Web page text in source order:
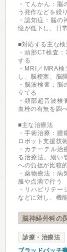
・てんかん：
う発作などを繰
・認知症：脳
憶が低下し、日
■対応する主な検
・頭部CT検査
する
・MRI／MRA
し、脳梗塞、脳
・脳波検査：
立てる
・頚部超音波
血栓の有無を調
■主な治療法
・手術治療：腫
ロボット支援技
・カテーテル
る治療法。細い
への負担が比較
・薬物療法：
服や点滴で行う
・リハビリテ
などに対し、機
脳神経外科の
診療・治療法
ブラッドパッチ